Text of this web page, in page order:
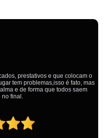
prestativos e que colocam o
tem problemas,isso é fato, mas
e de forma que todos saem
no final.